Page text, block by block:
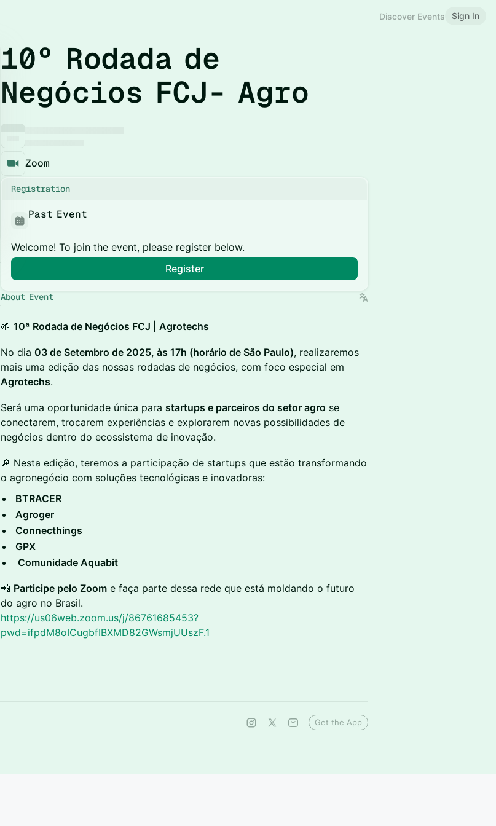
Discover Events Sign In
10º Rodada de
Negócios FCJ- Agro
Zoom
Registration
Past Event
Welcome! To join the event, please register below.
Register
About Event
🌱 10ª Rodada de Negócios FCJ | Agrotechs
No dia 03 de Setembro de 2025, às 17h (horário de São Paulo), realizaremos
mais uma edição das nossas rodadas de negócios, com foco especial em
Agrotechs.
Será uma oportunidade única para startups e parceiros do setor agro se
conectarem, trocarem experiências e explorarem novas possibilidades de
negócios dentro do ecossistema de inovação.
🔎 Nesta edição, teremos a participação de startups que estão transformando
o agronegócio com soluções tecnológicas e inovadoras:
BTRACER
Agroger
Connecthings
GPX
Comunidade Aquabit
📲 Participe pelo Zoom e faça parte dessa rede que está moldando o futuro
do agro no Brasil.
https://us06web.zoom.us/j/86761685453?
pwd=ifpdM8oICugbfIBXMD82GWsmjUUszF.1
Get the App